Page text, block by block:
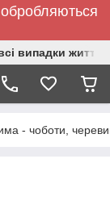
випадки життя.
- чоботи,